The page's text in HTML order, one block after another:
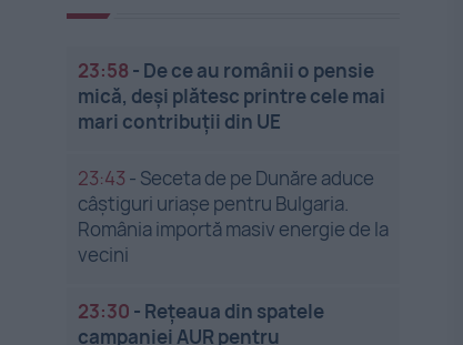
23:58 - De ce au românii o pensie
mică, deși plătesc printre cele mai
mari contribuții din UE
23:43 - Seceta de pe Dunăre aduce
câștiguri uriașe pentru Bulgaria.
România importă masiv energie de la
vecini
23:30 - Rețeaua din spatele
campaniei AUR pentru